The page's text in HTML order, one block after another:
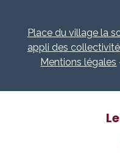
Place du village la
appli des
Mentions légales